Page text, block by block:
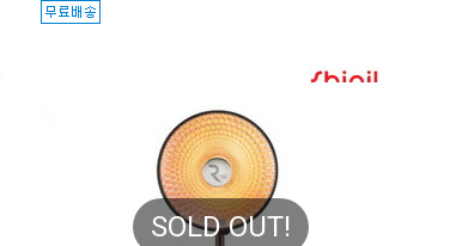
SOLD OUT!